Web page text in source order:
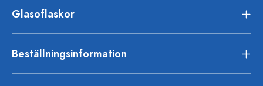
Glasoflaskor
Beställningsinformation